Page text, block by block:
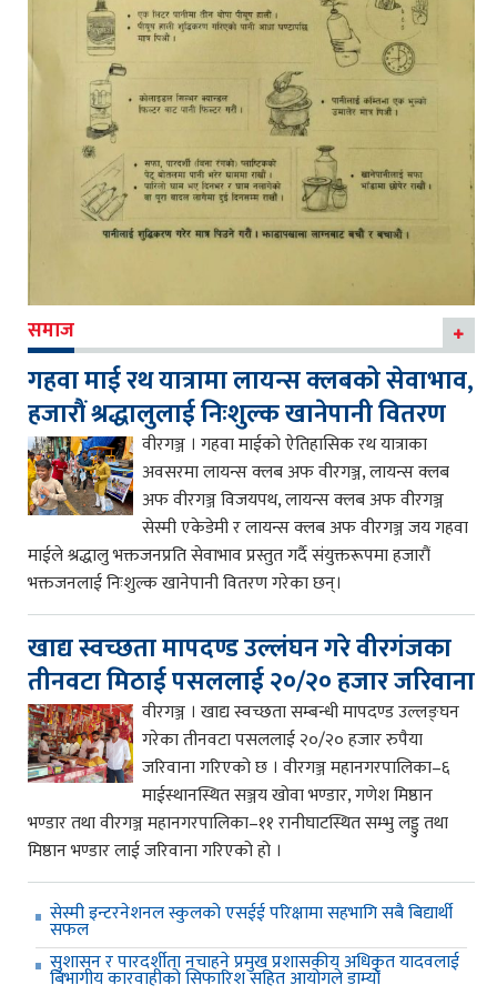
समाज
गहवा माई रथ यात्रामा लायन्स क्लबको सेवाभाव,
हजारौं श्रद्धालुलाई निःशुल्क खानेपानी वितरण
वीरगञ्ज । गहवा माईको ऐतिहासिक रथ यात्राका
अवसरमा लायन्स क्लब अफ वीरगञ्ज, लायन्स क्लब
अफ वीरगञ्ज विजयपथ, लायन्स क्लब अफ वीरगञ्ज
सेस्मी एकेडेमी र लायन्स क्लब अफ वीरगञ्ज जय गहवा
माईले श्रद्धालु भक्तजनप्रति सेवाभाव प्रस्तुत गर्दै संयुक्तरूपमा हजारौं
भक्तजनलाई निःशुल्क खानेपानी वितरण गरेका छन्।
खाद्य स्वच्छता मापदण्ड उल्लंघन गरे वीरगंजका
तीनवटा मिठाई पसललाई २०/२० हजार जरिवाना
वीरगञ्ज । खाद्य स्वच्छता सम्बन्धी मापदण्ड उल्लङ्घन
गरेका तीनवटा पसललाई २०/२० हजार रुपैया
जरिवाना गरिएको छ । वीरगञ्ज महानगरपालिका–६
माईस्थानस्थित सञ्जय खोवा भण्डार, गणेश मिष्ठान
भण्डार तथा वीरगञ्ज महानगरपालिका–११ रानीघाटस्थित सम्भु लड्डु तथा
मिष्ठान भण्डार लाई जरिवाना गरिएको हो ।
सेस्मी इन्टरनेशनल स्कुलको एसईई परिक्षामा सहभागि सबै बिद्यार्थी
सफल
सुशासन र पारदर्शीता नचाहने प्रमुख प्रशासकीय अधिकृत यादवलाई
बिभागीय कारवाहीको सिफारिश सहित आयोगले डाम्यो